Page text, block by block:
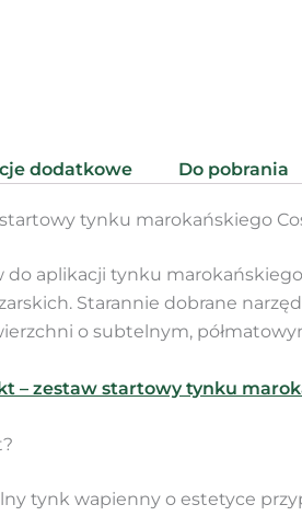
dodatkowe Do pobrania
tynku marokańskiego
aplikacji tynku
Starannie dobrane
o subtelnym,
– zestaw startowy tynku
tynk wapienny o estetyce